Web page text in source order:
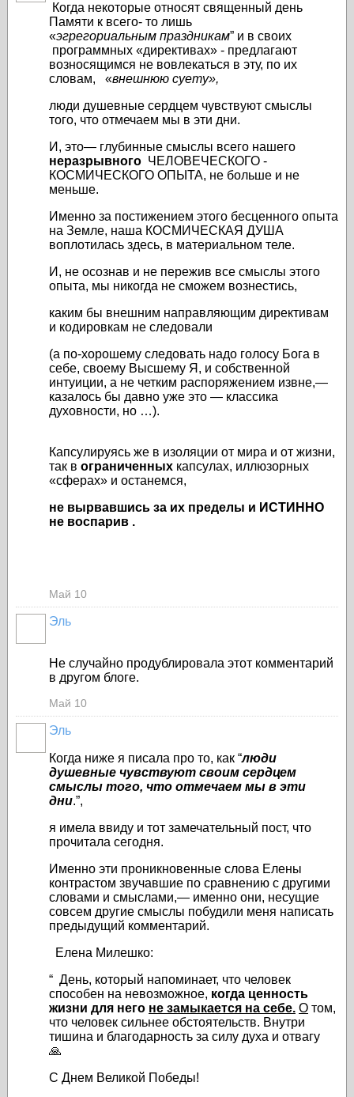
Когда некоторые относят священный день
Памяти к всего- то лишь
«эгрегориальным праздникам” и в своих
программных «директивах» - предлагают
возносящимся не вовлекаться в эту, по их
словам, «внешнюю суету»,
люди душевные сердцем чувствуют смыслы
того, что отмечаем мы в эти дни.
И, это— глубинные смыслы всего нашего
неразрывного ЧЕЛОВЕЧЕСКОГО -
КОСМИЧЕСКОГО ОПЫТА, не больше и не
меньше.
Именно за постижением этого бесценного опыта
на Земле, наша КОСМИЧЕСКАЯ ДУША
воплотилась здесь, в материальном теле.
И, не осознав и не пережив все смыслы этого
опыта, мы никогда не сможем вознестись,
каким бы внешним направляющим директивам
и кодировкам не следовали
(а по-хорошему следовать надо голосу Бога в
себе, своему Высшему Я, и собственной
интуиции, а не четким распоряжением извне,—
казалось бы давно уже это — классика
духовности, но …).
Капсулируясь же в изоляции от мира и от жизни,
так в ограниченных капсулах, иллюзорных
«сферах» и останемся,
не вырвавшись за их пределы и ИСТИННО
не воспарив .
Май 10
Эль
Не случайно продублировала этот комментарий
в другом блоге.
Май 10
Эль
Когда ниже я писала про то, как “люди
душевные чувствуют своим сердцем
смыслы того, что отмечаем мы в эти
дни.”,
я имела ввиду и тот замечательный пост, что
прочитала сегодня.
Именно эти проникновенные слова Елены
контрастом звучавшие по сравнению с другими
словами и смыслами,— именно они, несущие
совсем другие смыслы побудили меня написать
предыдущий комментарий.
Елена Милешко:
“ День, который напоминает, что человек
способен на невозможное, когда ценность
жизни для него не замыкается на себе. О том,
что человек сильнее обстоятельств. Внутри
тишина и благодарность за силу духа и отвагу
🙏
С Днем Великой Победы!